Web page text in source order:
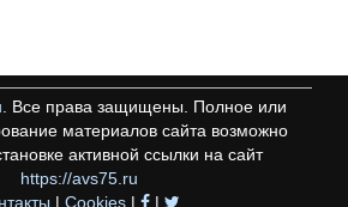
. Все права защищены. Полное или
материалов сайта возможно
активной ссылки на сайт
https://avs75.ru
| Cookies | |